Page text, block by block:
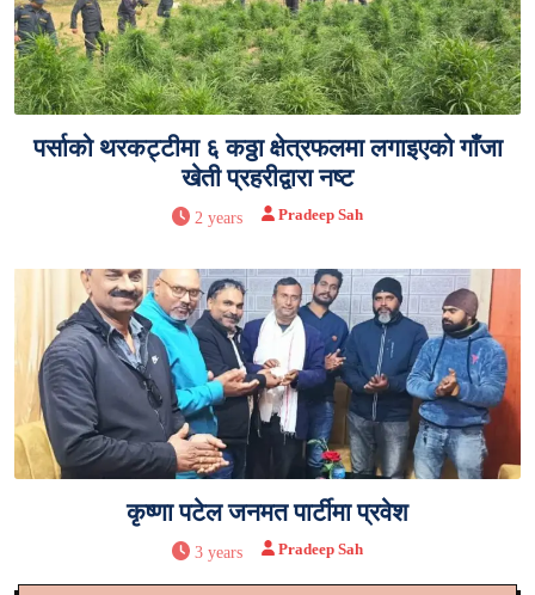
पर्साको थरकट्टीमा ६ कठ्ठा क्षेत्रफलमा लगाइएको गाँजा
खेती प्रहरीद्वारा नष्ट
2 years Pradeep Sah
कृष्णा पटेल जनमत पार्टीमा प्रवेश
3 years Pradeep Sah